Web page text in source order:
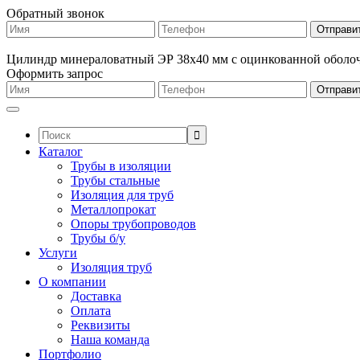
Обратный звонок
Цилиндр минераловатный ЭР 38х40 мм с оцинкованной
Оформить запрос
Поиск:
Каталог
Трубы в изоляции
Трубы стальные
Изоляция для труб
Металлопрокат
Опоры трубопроводов
Трубы б/у
Услуги
Изоляция труб
О компании
Доставка
Оплата
Реквизиты
Наша команда
Портфолио